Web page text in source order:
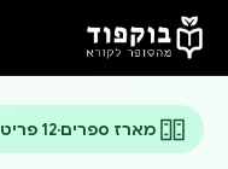
דלג לתוכן הראשי
מארז ספרים·12 פריטים במארז